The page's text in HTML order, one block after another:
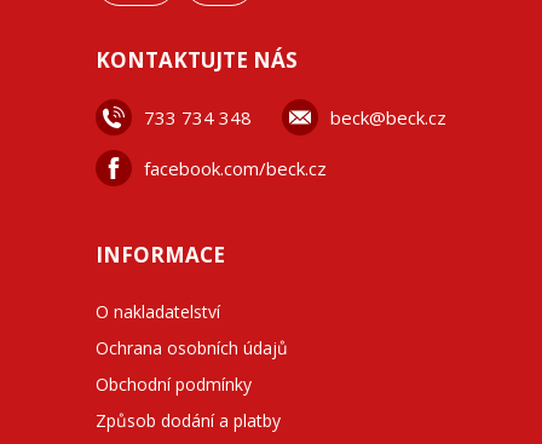
KONTAKTUJTE NÁS
733 734 348 beck@beck.cz
facebook.com/beck.cz
INFORMACE
O nakladatelství
Ochrana osobních údajů
Obchodní podmínky
Způsob dodání a platby